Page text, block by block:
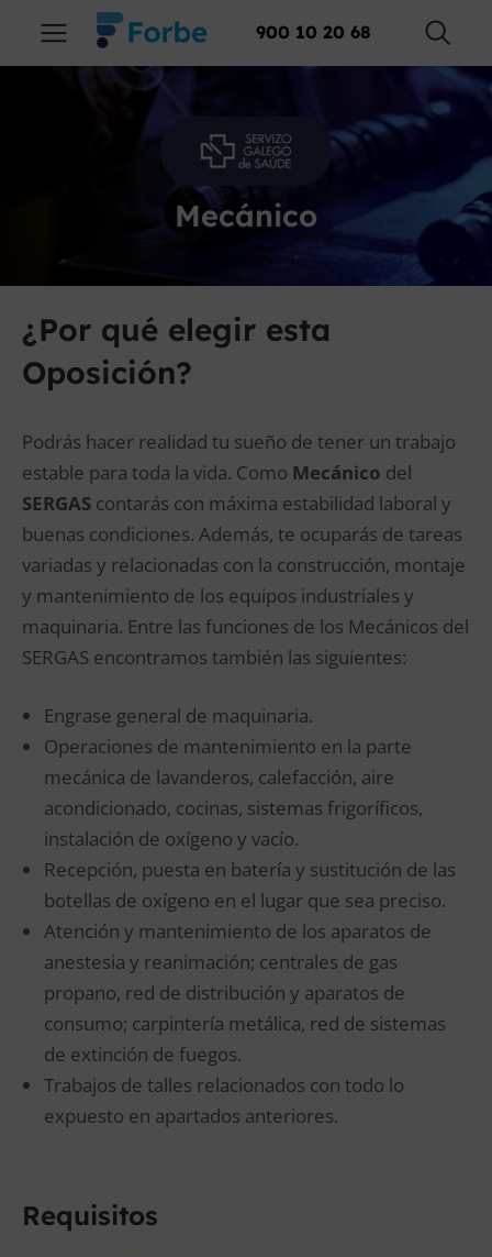
900 10 20 68
Mecánico
¿Por qué elegir esta
Oposición?
Podrás hacer realidad tu sueño de tener un trabajo
estable para toda la vida. Como Mecánico del
SERGAS contarás con máxima estabilidad laboral y
buenas condiciones. Además, te ocuparás de tareas
variadas y relacionadas con la construcción, montaje
y mantenimiento de los equipos industriales y
maquinaria. Entre las funciones de los Mecánicos del
SERGAS encontramos también las siguientes:
Engrase general de maquinaria.
Operaciones de mantenimiento en la parte
mecánica de lavanderos, calefacción, aire
acondicionado, cocinas, sistemas frigoríficos,
instalación de oxígeno y vacío.
Recepción, puesta en batería y sustitución de las
botellas de oxígeno en el lugar que sea preciso.
Atención y mantenimiento de los aparatos de
anestesia y reanimación; centrales de gas
propano, red de distribución y aparatos de
consumo; carpintería metálica, red de sistemas
de extinción de fuegos.
Trabajos de talles relacionados con todo lo
expuesto en apartados anteriores.
Requisitos